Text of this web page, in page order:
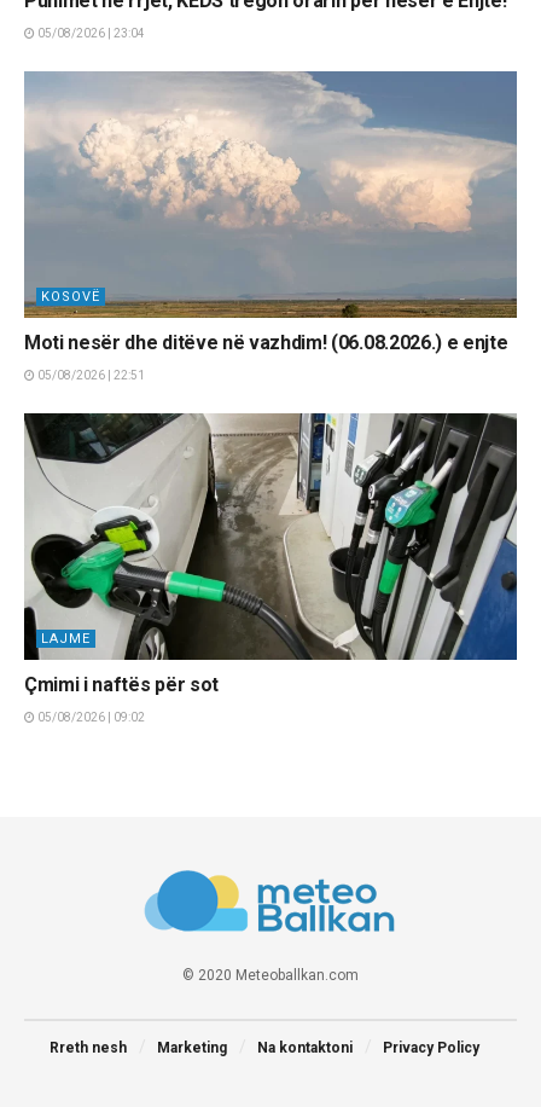
05/08/2026 | 23:04
KOSOVË
Moti nesër dhe ditëve në vazhdim! (06.08.2026.) e enjte
05/08/2026 | 22:51
LAJME
Çmimi i naftës për sot
05/08/2026 | 09:02
© 2020 Meteoballkan.com
Rreth nesh Marketing Na kontaktoni Privacy Policy